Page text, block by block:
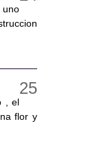
uno
, el
flor y